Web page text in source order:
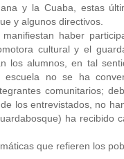
y la Cuaba, estas
y algunos directivos.
haber
cultural y el
los alumnos, en tal
escuela no se ha
comunitarios;
los entrevistados, no
ha recibido
que refieren los